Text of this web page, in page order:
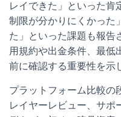
レイできた」といった肯
制限が分かりにくかった
た」といった課題も報告
用規約や出金条件、最低
前に確認する重要性を示
プラットフォーム比較の
レイヤーレビュー、サポ